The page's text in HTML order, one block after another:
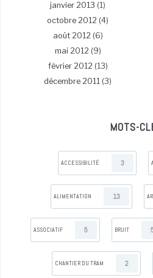
janvier 2013 (1)
octobre 2012 (4)
août 2012 (6)
mai 2012 (9)
février 2012 (13)
décembre 2011 (3)
MOTS-
ACCESSIBILITÉ 3
ALIMENTATION 13
ASSOCIATIF 5 BRUIT
CHANTIER DU TRAM 2